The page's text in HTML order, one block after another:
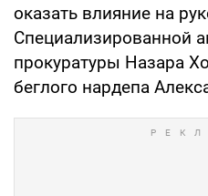
оказать влияние на
Специализированной
прокуратуры Назара
беглого нардепа